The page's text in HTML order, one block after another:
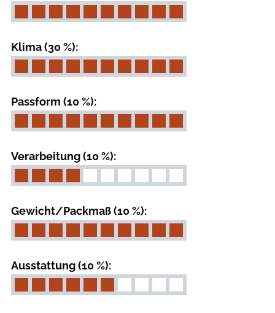
Klima (30 %):
Passform (10 %):
Verarbeitung (10 %):
Gewicht/Packmaß (10 %):
Ausstattung (10 %):